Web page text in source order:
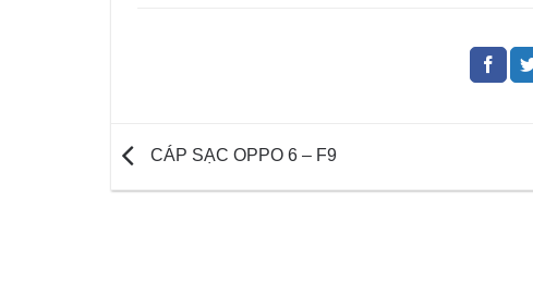
CÁP SẠC OPPO 6 – F9